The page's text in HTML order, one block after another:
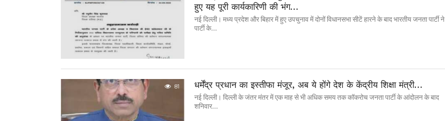
हुए यह पूरी कार्यकारिणी की भंग…
नई दिल्ली। मध्य प्रदेश और बिहार में हुए उपचुनाव में दोनों विधानसभा सीटें हारने के बाद भारतीय जनता पार्टी ने
पार्टी के...
81 धर्मेंद्र प्रधान का इस्तीफा मंजूर, अब ये होंगे देश के केंद्रीय शिक्षा मंत्री…
नई दिल्ली। दिल्ली के जंतर मंतर में एक माह से भी अधिक समय तक कॉकरोच जनता पार्टी के आंदोलन के बाद
शनिवार...